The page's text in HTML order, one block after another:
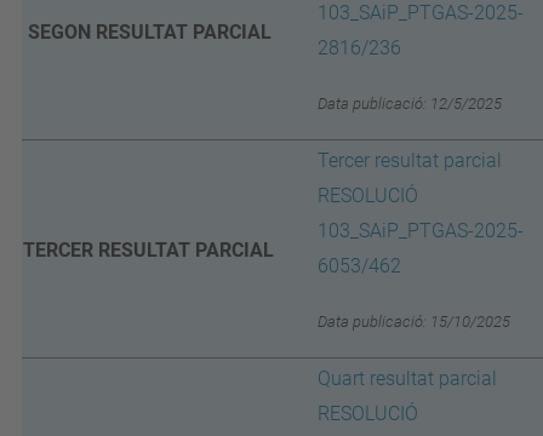
SEGON RESULTAT PARCIAL
103_SAiP_PTGAS-2025-
2816/236
Data publicació: 12/5/2025
TERCER RESULTAT PARCIAL
Tercer resultat parcial
RESOLUCIÓ
103_SAiP_PTGAS-2025-
6053/462
Data publicació: 15/10/2025
Quart resultat parcial
RESOLUCIÓ